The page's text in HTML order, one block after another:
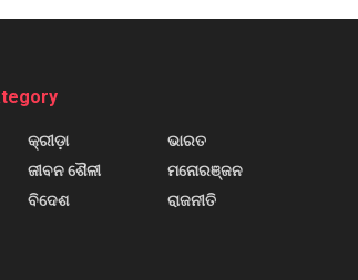
କ୍ରୀଡ଼ା
ଜୀବନ ଶୈଳୀ
ବିଦେଶ
ଭାରତ
ମନୋରଞ୍ଜନ
ରାଜନୀତି